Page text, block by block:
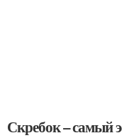
Скребок – самый